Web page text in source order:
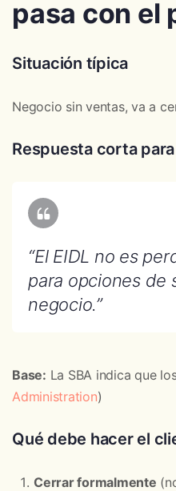
pasa con el
Situación típica
Negocio sin ventas, va a
Respuesta corta
“El EIDL no es
para opciones de
negocio.”
Base: La SBA indica que
Administration)
Qué debe hacer el
Cerrar formalmente